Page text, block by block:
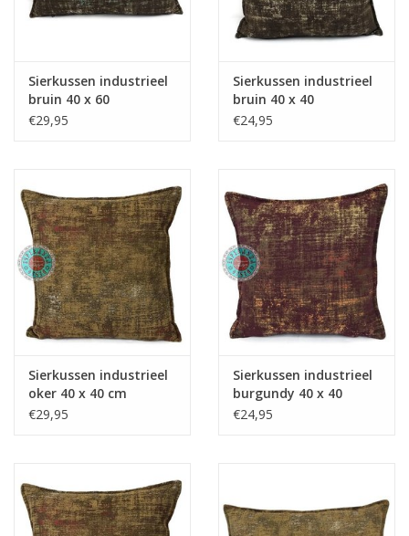
Fake plants
SIeraden
Anklebelts
Bootbelts
Kerst
MAGAZIJNOPRUIMING
Sierkussen industrieel
bruin 40 x 60
€29,95
Sierkussen industrieel
bruin 40 x 40
€24,95
Sierkussen industrieel
oker 40 x 40 cm
€29,95
Sierkussen industrieel
burgundy 40 x 40
€24,95